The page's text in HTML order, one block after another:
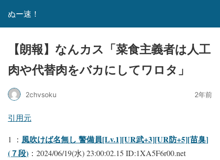
ぬー速！
【朗報】なんカス「菜食主義者は人工
肉や代替肉をバカにしてワロタ」
2chvsoku 2年前
引用元
1 ： 風吹けば名無し 警備員[Lv.1][UR武+3][UR防+5][苗臭]
(７段) ：2024/06/19(水) 23:00:02.15 ID:1XA5F6r00.net